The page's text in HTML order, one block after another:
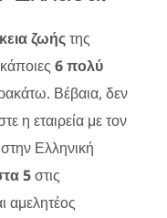
ζωήςτης
6 πολύ
Βέβαια, δεν
η εταιρεία με τον
στην Ελληνική
5στις
αμελητέος